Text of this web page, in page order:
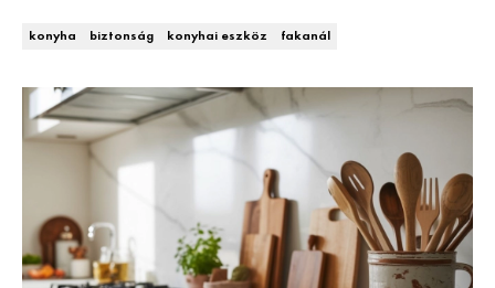
HÍRLEVÉL
konyha biztonság konyhai eszköz fakanál